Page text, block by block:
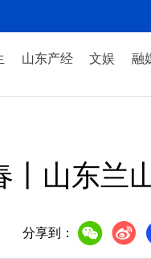
山东产经 文娱 融
丨山东兰
分享到：